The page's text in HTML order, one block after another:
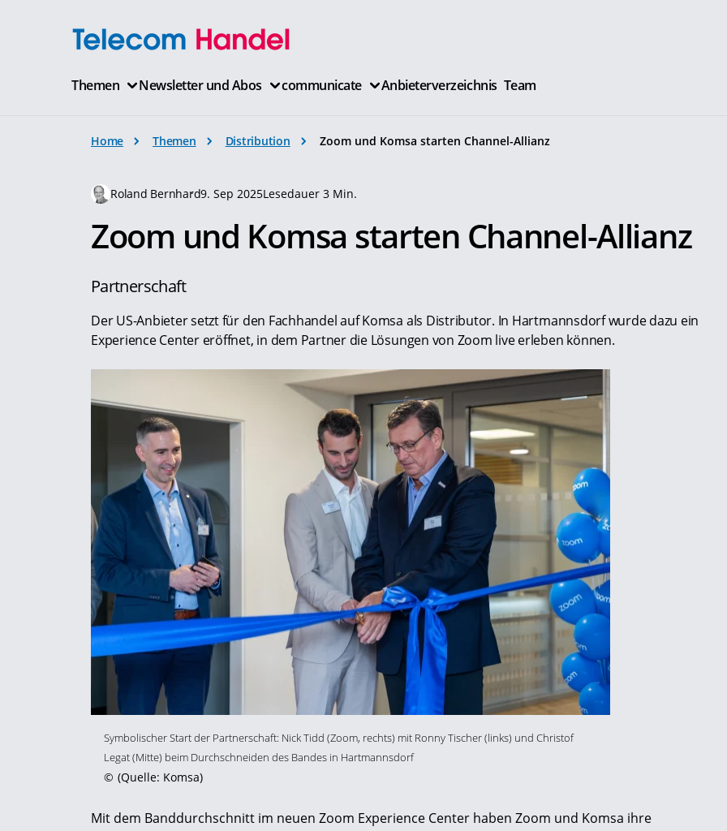
Themen Newsletter und Abos communicate Anbieterverzeichnis Team
Home Themen Distribution Zoom und Komsa starten Channel-Allianz
Roland Bernhard9. Sep 2025Lesedauer 3 Min.
Zoom und Komsa starten Channel-Allianz
Partnerschaft
Der US-Anbieter setzt für den Fachhandel auf Komsa als Distributor. In Hartmannsdorf wurde dazu ein
Experience Center eröffnet, in dem Partner die Lösungen von Zoom live erleben können.
Symbolischer Start der Partnerschaft: Nick Tidd (Zoom, rechts) mit Ronny Tischer (links) und Christof
Legat (Mitte) beim Durchschneiden des Bandes in Hartmannsdorf
© (Quelle: Komsa)
Mit dem Banddurchschnitt im neuen Zoom Experience Center haben Zoom und Komsa ihre